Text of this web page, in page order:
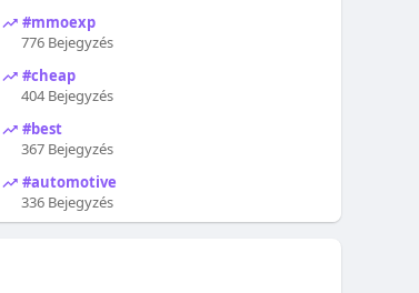
#mmoexp
776 Bejegyzés
#cheap
404 Bejegyzés
#best
367 Bejegyzés
#automotive
336 Bejegyzés